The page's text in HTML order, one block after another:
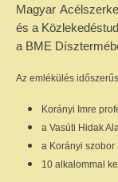
Magyar
és a
a BME
Az emlékülés
Korányi Imre
a Vasúti Hidak
a Korányi
10 alkalommal